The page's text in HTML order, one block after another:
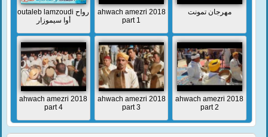
outaleb lamzoudi رواح
أوا سيموزار
ahwach amezri 2018
part 1
مهرجان تمونت
ahwach amezri 2018
part 4
ahwach amezri 2018
part 3
ahwach amezri 2018
part 2